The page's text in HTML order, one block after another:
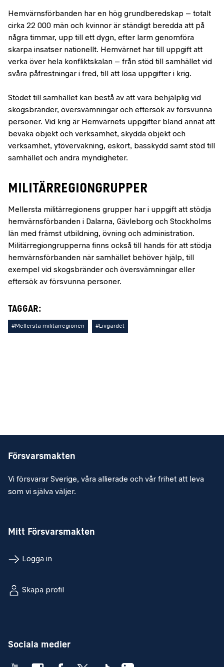
Hemvärnsförbanden har en hög grundberedskap – totalt
cirka 22 000 män och kvinnor är ständigt beredda att på
några timmar, upp till ett dygn, efter larm genomföra
skarpa insatser nationellt. Hemvärnet har till uppgift att
verka över hela konfliktskalan – från stöd till samhället vid
svåra påfrestningar i fred, till att lösa uppgifter i krig.
Stödet till samhället kan bestå av att vara behjälplig vid
skogsbränder, översvämningar och eftersök av försvunna
personer. Vid krig är Hemvärnets uppgifter bland annat att
bevaka objekt och verksamhet, skydda objekt och
verksamhet, ytövervakning, eskort, basskydd samt stöd till
samhället och andra myndigheter.
MILITÄRREGIONGRUPPER
Mellersta militärregionens grupper har i uppgift att stödja
hemvärnsförbanden i Dalarna, Gävleborg och Stockholms
län med främst utbildning, övning och administration.
Militärregiongrupperna finns också till hands för att stödja
hemvärnsförbanden när samhället behöver hjälp, till
exempel vid skogsbränder och översvämningar eller
eftersök av försvunna personer.
TAGGAR:
#Mellersta militärregionen #Livgardet
Försvarsmakten
Vi försvarar Sverige, våra allierade och vår frihet att leva
som vi själva väljer.
Mitt Försvarsmakten
Logga in
Skapa profil
Sociala medier